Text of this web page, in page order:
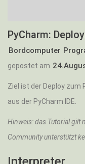
PyCharm:
Bordcomputer
gepostet am
Ziel ist der Deploy zum
aus der PyCharm IDE.
Hinweis: das Tutorial gilt
Community unterstützt